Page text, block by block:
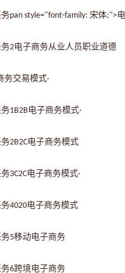
pan style="font-family: 宋体;">
2电子商务从业人员职业道德
务交易模式·
1B2B电子商务模式·
2B2C电子商务模式
3C2C电子商务模式·
4020电子商务模式
5移动电子商务
6跨境电子商务